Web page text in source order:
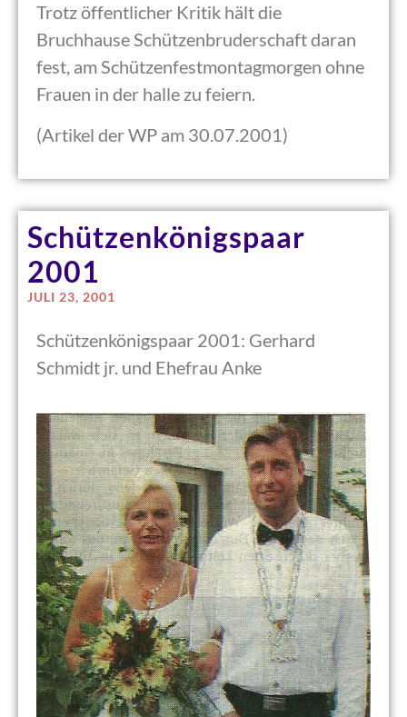
Trotz öffentlicher Kritik hält die
Bruchhause Schützenbruderschaft daran
fest, am Schützenfestmontagmorgen ohne
Frauen in der halle zu feiern.
(Artikel der WP am 30.07.2001)
Schützenkönigspaar
2001
JULI 23, 2001
Schützenkönigspaar 2001: Gerhard
Schmidt jr. und Ehefrau Anke